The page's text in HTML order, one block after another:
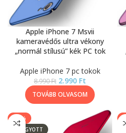
Apple iPhone 7 Msvii
kameravédős ultra vékony
„normál stílusú” kék PC tok
Apple iPhone 7 pc tokok
8.990Ft 2.990 Ft
TOVÁBB OLVASOM
-67%
ELFOGYOTT